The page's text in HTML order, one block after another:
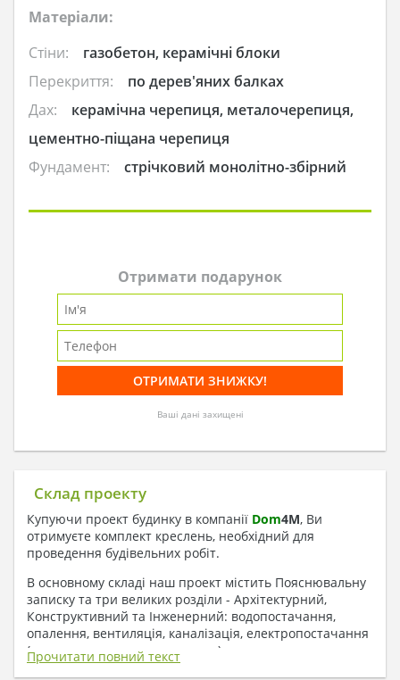
Матеріали:
Стіни:
газобетон, керамічні блоки
Перекриття:
по дерев'яних балках
Дах:
керамічна черепиця, металочерепиця,
цементно-піщана черепиця
Фундамент:
стрічковий монолітно-збірний
Отримати подарунок
Ваші дані захищені
Склад проекту
Купуючи проект будинку в компанії Dom4M, Ви
отримуєте комплект креслень, необхідний для
проведення будівельних робіт.
В основному складі наш проект містить Пояснювальну
записку та три великих розділи - Архітектурний,
Конструктивний та Інженерний: водопостачання,
опалення, вентиляція, каналізація, електропостачання
( купується за додаткову плату ).
Прочитати повний текст